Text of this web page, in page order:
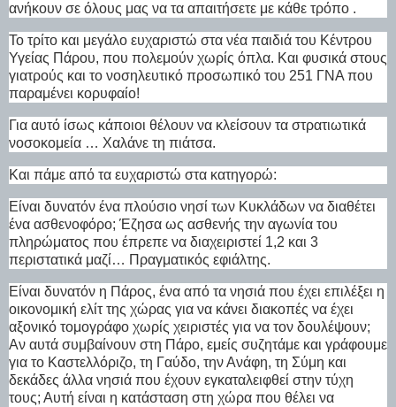
ανήκουν σε όλους μας να τα απαιτήσετε με κάθε τρόπο .
Το τρίτο και μεγάλο ευχαριστώ στα νέα παιδιά του Κέντρου
Υγείας Πάρου, που πολεμούν χωρίς όπλα. Και φυσικά στους
γιατρούς και το νοσηλευτικό προσωπικό του 251 ΓΝΑ που
παραμένει κορυφαίο!
Για αυτό ίσως κάποιοι θέλουν να κλείσουν τα στρατιωτικά
νοσοκομεία … Χαλάνε τη πιάτσα.
Και πάμε από τα ευχαριστώ στα κατηγορώ:
Είναι δυνατόν ένα πλούσιο νησί των Κυκλάδων να διαθέτει
ένα ασθενοφόρο; Έζησα ως ασθενής την αγωνία του
πληρώματος που έπρεπε να διαχειριστεί 1,2 και 3
περιστατικά μαζί… Πραγματικός εφιάλτης.
Είναι δυνατόν η Πάρος, ένα από τα νησιά που έχει επιλέξει η
οικονομική ελίτ της χώρας για να κάνει διακοπές να έχει
αξονικό τομογράφο χωρίς χειριστές για να τον δουλέψουν;
Αν αυτά συμβαίνουν στη Πάρο, εμείς συζητάμε και γράφουμε
για το Καστελλόριζο, τη Γαύδο, την Ανάφη, τη Σύμη και
δεκάδες άλλα νησιά που έχουν εγκαταλειφθεί στην τύχη
τους; Αυτή είναι η κατάσταση στη χώρα που θέλει να